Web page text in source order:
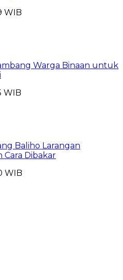
WIB
Warga Binaan untuk
WIB
Baliho Larangan
Dibakar
WIB